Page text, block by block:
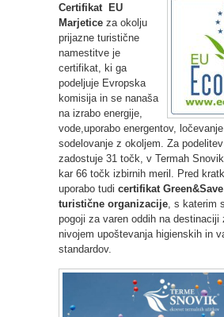
Certifikat EU
Marjetice za okolju
prijazne turistične
namestitve je
certifikat, ki ga
podeljuje Evropska
komisija in se nanaša
na izrabo energije,
vode,uporabo energentov,
sodelovanje z okoljem. Za
zadostuje 31 točk, v Termah
kar 66 točk izbirnih meril. Pred
uporabo tudi certifikat
turistične organizacije , s katerim
pogoji za varen oddih na destinaciji
nivojem upoštevanja higienskih in
standardov.